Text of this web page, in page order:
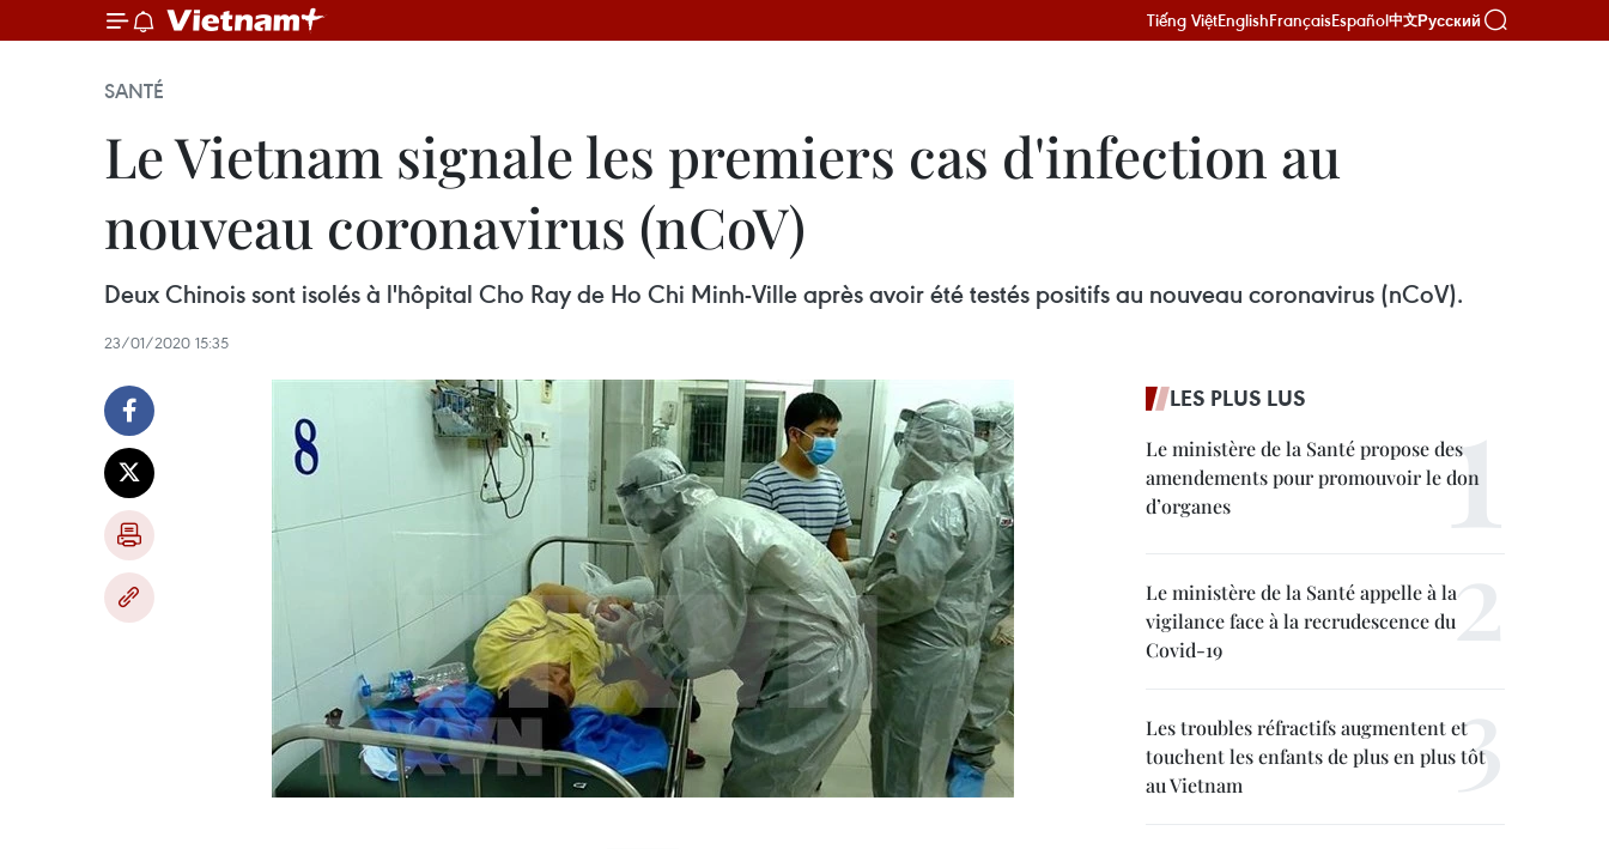
Tiếng ViệtEnglishFrançaisEspañol中文Русский
SANTÉ
Le Vietnam signale les premiers cas d'infection au
nouveau coronavirus (nCoV)
Deux Chinois sont isolés à l'hôpital Cho Ray de Ho Chi Minh-Ville après avoir été testés positifs au nouveau coronavirus (nCoV).
23/01/2020 15:35
LES PLUS LUS
Le ministère de la Santé propose des
amendements pour promouvoir le don
d’organes
Le ministère de la Santé appelle à la
vigilance face à la recrudescence du
Covid-19
Les troubles réfractifs augmentent et
touchent les enfants de plus en plus tôt
au Vietnam